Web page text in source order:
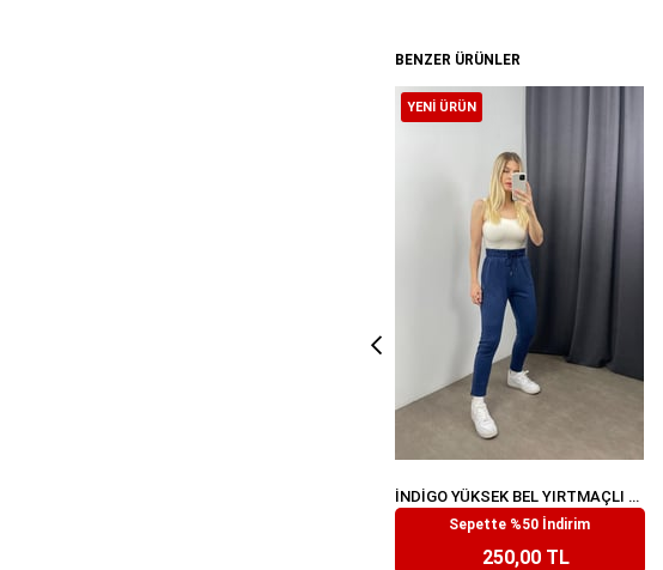
BENZER ÜRÜNLER
İNDIGO YÜKSEK BEL YIRTMAÇLI MODAL EŞOFMAN ALTI
₺499,99
Sepette %50 İndirim
250,00 TL
YENI ÜRÜN